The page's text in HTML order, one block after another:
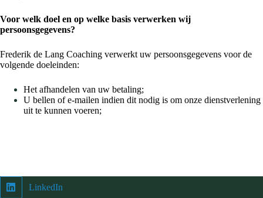
Voor welk doel en op welke basis verwerken wij
persoonsgegevens?
Frederik de Lang Coaching verwerkt uw persoonsgegevens voor de
volgende doeleinden:
Het afhandelen van uw betaling;
U bellen of e-mailen indien dit nodig is om onze dienstverlening
uit te kunnen voeren;
LinkedIn